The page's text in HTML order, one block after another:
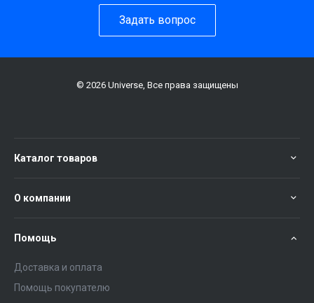
Задать вопрос
© 2026 Universe, Все права защищены
Каталог товаров
О компании
Помощь
Доставка и оплата
Помощь покупателю